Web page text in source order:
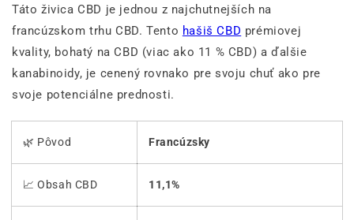
Táto živica CBD je jednou z najchutnejších na
francúzskom trhu CBD. Tento hašiš CBD prémiovej
kvality, bohatý na CBD (viac ako 11 % CBD) a ďalšie
kanabinoidy, je cenený rovnako pre svoju chuť ako pre
svoje potenciálne prednosti.
🌿 Pôvod Francúzsky
📈 Obsah CBD 11,1%